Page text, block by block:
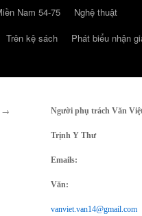
Nam 54-75
Nghệ thuật
Trên kệ sách
Phát biểu nhận
→ Người phụ trách Văn
Trịnh Y Thư
Emails:
Văn:
vanviet.van14@gmail.com